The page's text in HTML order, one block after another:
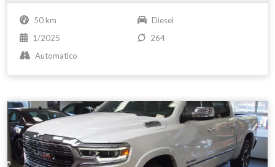
50 km
Diesel
1/2025
264
Automatico